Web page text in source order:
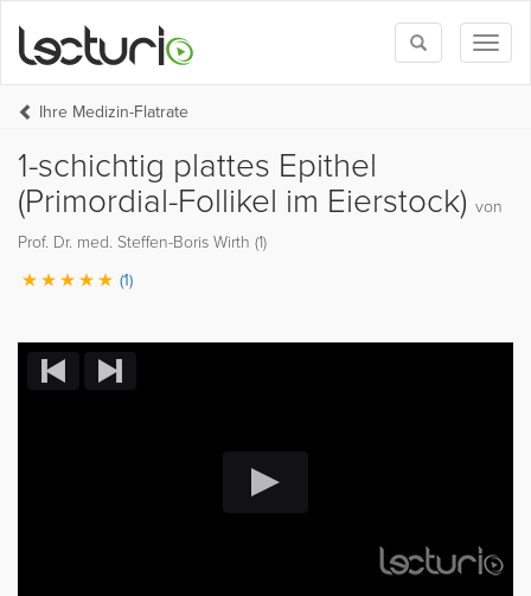
Toggle
search
Ihre Medizin-Flatrate
1-schichtig plattes Epithel
(Primordial-Follikel im Eierstock) von
Prof. Dr. med. Steffen-Boris Wirth (1)
(1)